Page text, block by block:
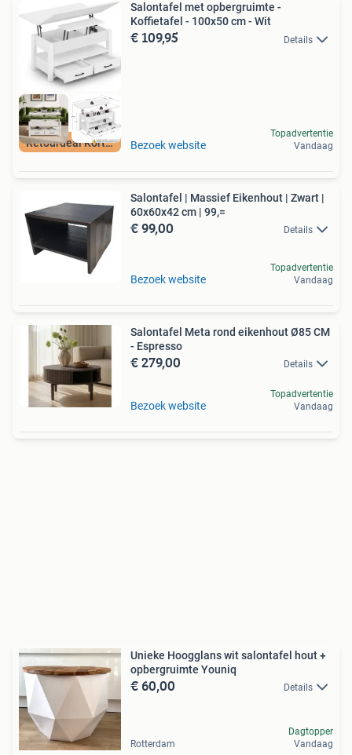
Retourdeal Korting
Salontafel met opbergruimte -
Koffietafel - 100x50 cm - Wit
€ 109,95 Details
Bezoek website
Topadvertentie
Vandaag
Salontafel | Massief Eikenhout | Zwart |
60x60x42 cm | 99,=
€ 99,00 Details
Bezoek website
Topadvertentie
Vandaag
Salontafel Meta rond eikenhout Ø85 CM
- Espresso
€ 279,00 Details
Bezoek website
Topadvertentie
Vandaag
Unieke Hoogglans wit salontafel hout +
opbergruimte Youniq
€ 60,00 Details
Rotterdam
Dagtopper
Vandaag